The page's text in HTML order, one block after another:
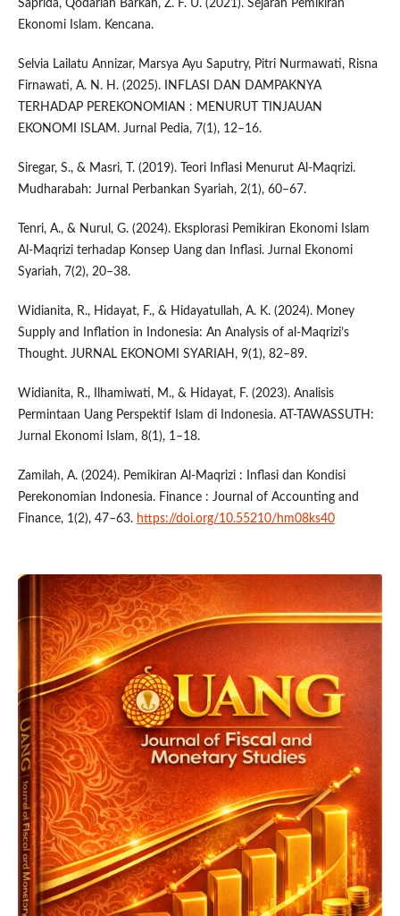
Saprida, Qodariah Barkah, Z. F. U. (2021). Sejarah Pemikiran
Ekonomi Islam. Kencana.
Selvia Lailatu Annizar, Marsya Ayu Saputry, Pitri Nurmawati, Risna
Firnawati, A. N. H. (2025). INFLASI DAN DAMPAKNYA
TERHADAP PEREKONOMIAN : MENURUT TINJAUAN
EKONOMI ISLAM. Jurnal Pedia, 7(1), 12–16.
Siregar, S., & Masri, T. (2019). Teori Inflasi Menurut Al-Maqrizi.
Mudharabah: Jurnal Perbankan Syariah, 2(1), 60–67.
Tenri, A., & Nurul, G. (2024). Eksplorasi Pemikiran Ekonomi Islam
Al-Maqrizi terhadap Konsep Uang dan Inflasi. Jurnal Ekonomi
Syariah, 7(2), 20–38.
Widianita, R., Hidayat, F., & Hidayatullah, A. K. (2024). Money
Supply and Inflation in Indonesia: An Analysis of al-Maqrizi’s
Thought. JURNAL EKONOMI SYARIAH, 9(1), 82–89.
Widianita, R., Ilhamiwati, M., & Hidayat, F. (2023). Analisis
Permintaan Uang Perspektif Islam di Indonesia. AT-TAWASSUTH:
Jurnal Ekonomi Islam, 8(1), 1–18.
Zamilah, A. (2024). Pemikiran Al-Maqrizi : Inflasi dan Kondisi
Perekonomian Indonesia. Finance : Journal of Accounting and
Finance, 1(2), 47–63. https://doi.org/10.55210/hm08ks40